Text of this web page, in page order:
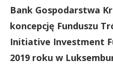
Bank Gospodarstwa
koncepcję Funduszu
Initiative Investment
2019 roku w